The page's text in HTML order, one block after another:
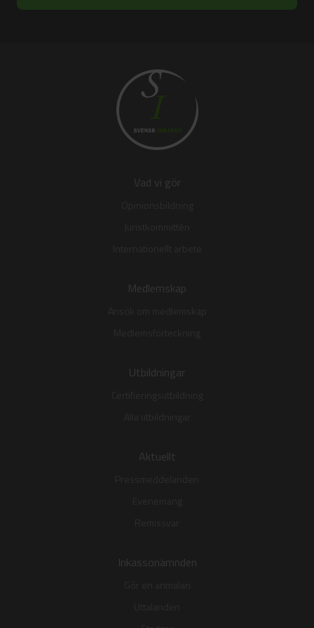
Vad vi gör
Medlemskap
Utbildningar
Aktuellt
Inkassonämnden